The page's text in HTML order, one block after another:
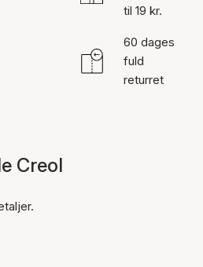
til 19 kr.
60 dages
fuld
returret
Creol